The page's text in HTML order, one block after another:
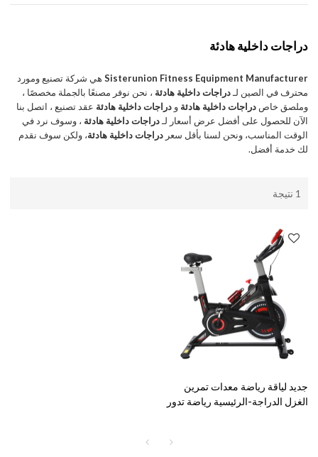
دراجات داخلية هادئة
Sisterunion Fitness Equipment Manufacturer هي شركة تصنيع ومورد
محترف في الصين لـدراجات داخلية هادئة ، نحن نوفر مصنعًا بالجملة مخصصًا ،
وملصق خاصدراجات داخلية هادئة ودراجات داخلية هادئة عقد تصنيع ، اتصل بنا
الآن للحصول على أفضل عرض أسعار لـدراجات داخلية هادئة ، وسوف نرد في
الوقت المناسب، ونحن لسنا بأقل سعردراجات داخلية هادئة، ولكن سوف نقدم
لك خدمة أفضل.
1 نتيجة
جديد لياقة رياضة معدات تمرين
الغزل الدراجة-الرئيسية رياضة تدور